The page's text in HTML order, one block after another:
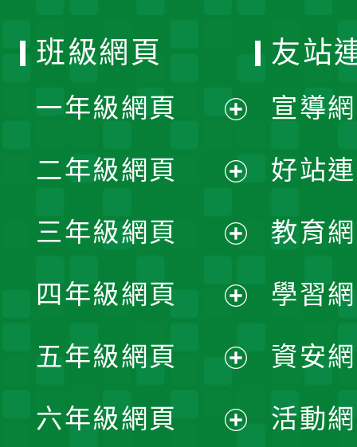
班級網頁
一年級網頁
開
選
單
二年級網頁
開
選
單
三年級網頁
開
選
單
四年級網頁
開
選
五年級網頁
開
六年級網頁
友站
宣導
好站
教育
學習
資安
活動